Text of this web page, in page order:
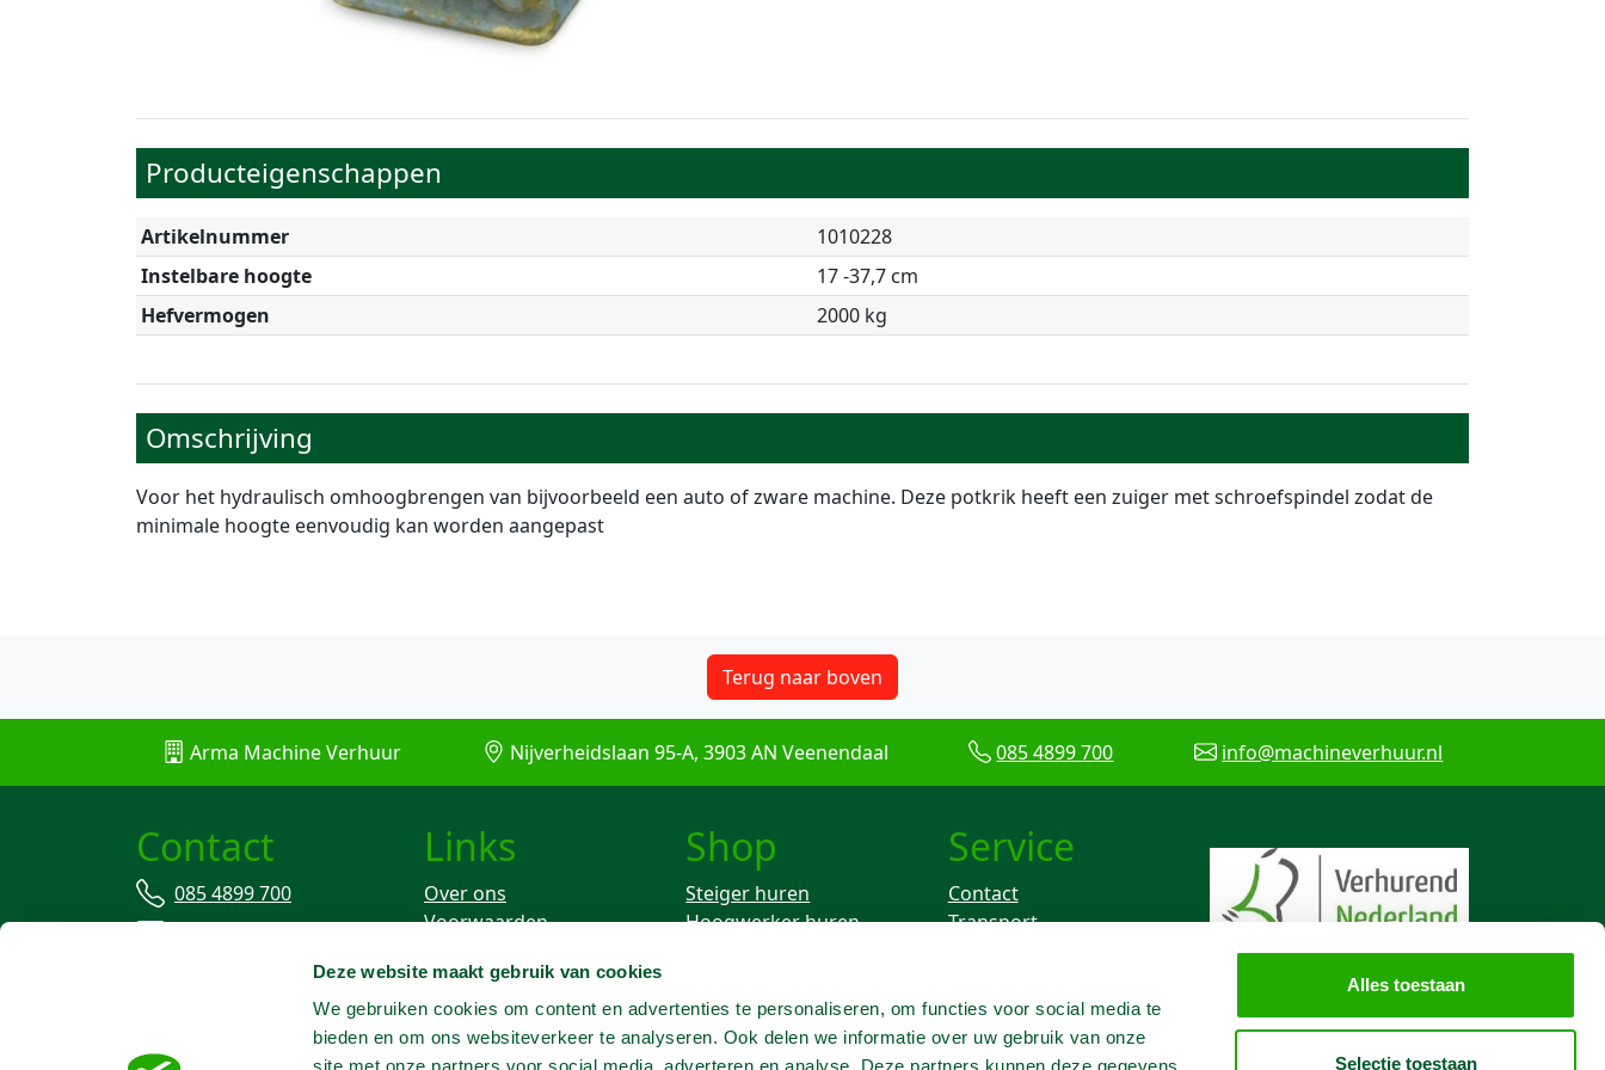
Deze website maakt gebruik van cookies
We gebruiken cookies om content en advertenties te personaliseren, om functies voor social media te
bieden en om ons websiteverkeer te analyseren. Ook delen we informatie over uw gebruik van onze
Alles toestaan
Selectie toestaan
Producteigenschappen
Artikelnummer
1010228
Instelbare hoogte
17 -37,7 cm
Hefvermogen
2000 kg
Omschrijving
Voor het hydraulisch omhoogbrengen van bijvoorbeeld een auto of zware machine. Deze potkrik heeft een zuiger met schroefspindel zodat de
minimale hoogte eenvoudig kan worden aangepast
Terug naar boven
Arma Machine Verhuur Nijverheidslaan 95-A, 3903 AN Veenendaal 085 4899 700 info@machineverhuur.nl
Contact
085 4899 700
info@machineverhuur.nl
Links
Over ons
Voorwaarden
Stofvrij werken
Shop
Steiger huren
Hoogwerker huren
Knikarm hoogwerker
huren
Service
Contact
Transport